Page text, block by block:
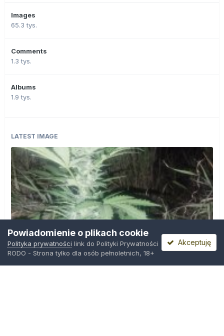
Images
65.3 tys.
Comments
1.3 tys.
Albums
1.9 tys.
LATEST IMAGE
Powiadomienie o plikach cookie
Polityka prywatności link do Polityki Prywatności
RODO - Strona tylko dla osób pełnoletnich, 18+
Akceptuję